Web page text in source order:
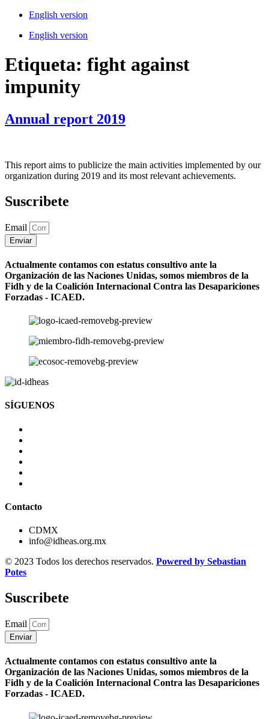
English version
English version
Etiqueta: fight against
impunity
Annual report 2019
This report aims to publicize the main activities implemented by our
organization during 2019 and its most relevant achievements.
Suscribete
Email
Enviar
Actualmente contamos con estatus consultivo ante la
Organización de las Naciones Unidas, somos miembros de la
Fidh y de la Coalición Internacional Contra las Desapariciones
Forzadas - ICAED.
SÍGUENOS
Contacto
CDMX
info@idheas.org.mx
© 2023 Todos los derechos reservados. Powered by Sebastian
Potes
Suscribete
Email
Enviar
Actualmente contamos con estatus consultivo ante la
Organización de las Naciones Unidas, somos miembros de la
Fidh y de la Coalición Internacional Contra las Desapariciones
Forzadas - ICAED.